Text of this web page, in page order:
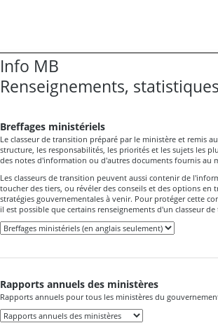
Info MB
Renseignements,
Breffages ministériels
Le classeur de transition préparé par le ministère et remis
structure, les responsabilités, les priorités et les sujets les
des notes d'information ou d'autres documents fournis au
Les classeurs de transition peuvent aussi contenir de
toucher des tiers, ou révéler des conseils et des options en
stratégies gouvernementales à venir. Pour protéger cette
il est possible que certains renseignements d'un classeur
Rapports annuels des ministères
Rapports annuels pour tous les ministères du